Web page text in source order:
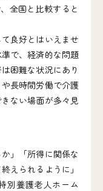
全国と比較すると
良好とはいえませ
で、経済的な問題
困難な状況にあり
長時間労働で介護
ない場面が多々見
」「所得に関係な
えられるように」
別養護老人ホーム